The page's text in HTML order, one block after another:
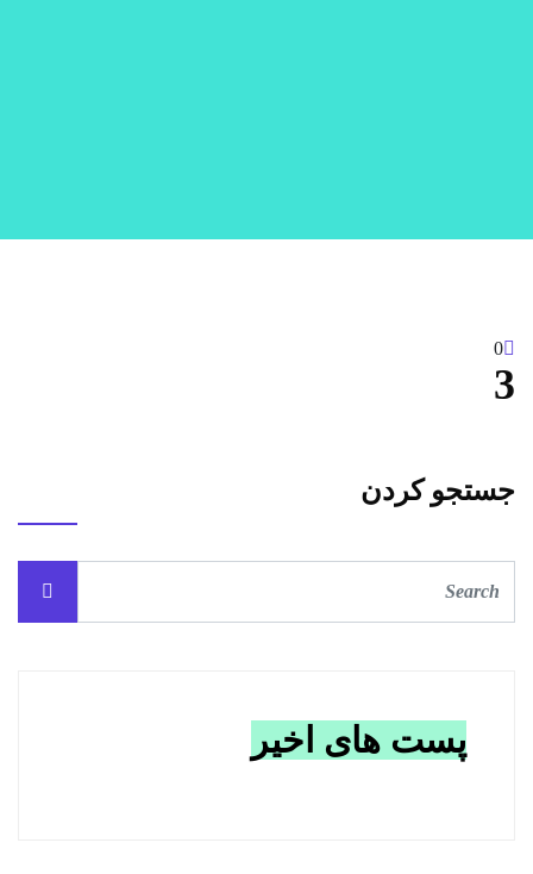
0
3
جستجو کردن
پست های اخیر